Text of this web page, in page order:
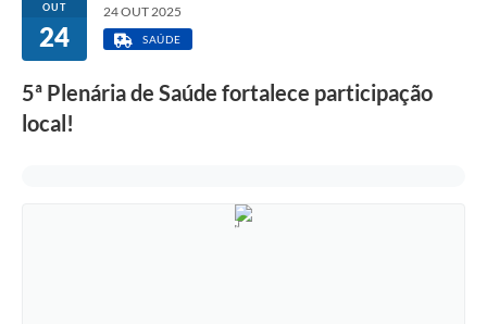
OUT
24
24 OUT 2025
SAÚDE
5ª Plenária de Saúde fortalece participação
local!